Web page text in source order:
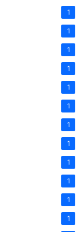
1
1
1
1
1
1
1
1
1
1
1
1